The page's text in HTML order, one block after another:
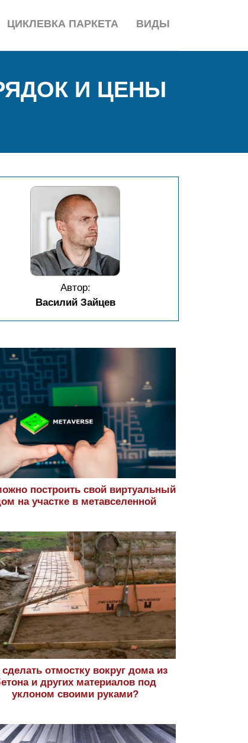
ВИДЫ
ЦИКЛЕВКА ПАРКЕТА
И ЦЕНЫ
Автор:
Василий Зайцев
построить свой виртуальный
на участке в метавселенной
сделать отмостку вокруг дома из
и других материалов под
уклоном своими руками?